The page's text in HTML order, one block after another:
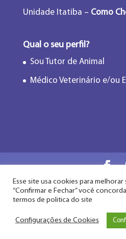
Unidade Itatiba – Como
Qual o seu perfil?
Sou Tutor de Animal
Médico Veterinário e/ou
Flor de Lótus Acupuntura
Esse site usa cookies para
“Confirmar e Fechar” você
termos de politica do site
Configurações de Cookies